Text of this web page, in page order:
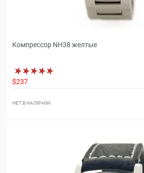
Компрессор NH38 желтые
$237
НЕТ В НАЛИЧИИ